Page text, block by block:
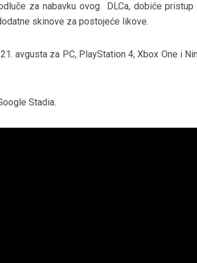
za nabavku ovog DLCa, dobiće pristup
skinove za postojeće likove.
avgusta za PC, PlayStation 4, Xbox One i
Stadia.